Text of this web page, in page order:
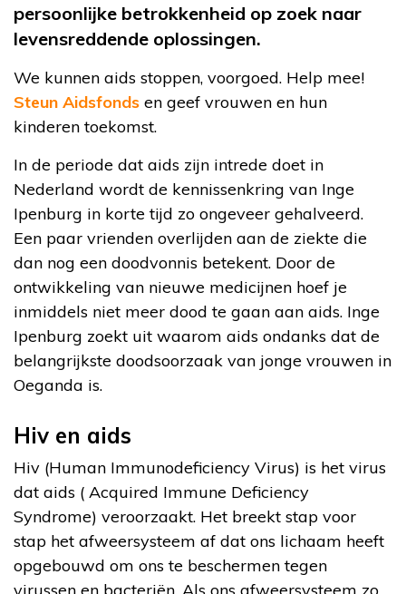
persoonlijke betrokkenheid op zoek naar
levensreddende oplossingen.
We kunnen aids stoppen, voorgoed. Help mee!
Steun Aidsfonds en geef vrouwen en hun
kinderen toekomst.
In de periode dat aids zijn intrede doet in
Nederland wordt de kennissenkring van Inge
Ipenburg in korte tijd zo ongeveer gehalveerd.
Een paar vrienden overlijden aan de ziekte die
dan nog een doodvonnis betekent. Door de
ontwikkeling van nieuwe medicijnen hoef je
inmiddels niet meer dood te gaan aan aids. Inge
Ipenburg zoekt uit waarom aids ondanks dat de
belangrijkste doodsoorzaak van jonge vrouwen in
Oeganda is.
Hiv en aids
Hiv (Human Immunodeficiency Virus) is het virus
dat aids ( Acquired Immune Deficiency
Syndrome) veroorzaakt. Het breekt stap voor
stap het afweersysteem af dat ons lichaam heeft
opgebouwd om ons te beschermen tegen
virussen en bacteriën. Als ons afweersysteem zo